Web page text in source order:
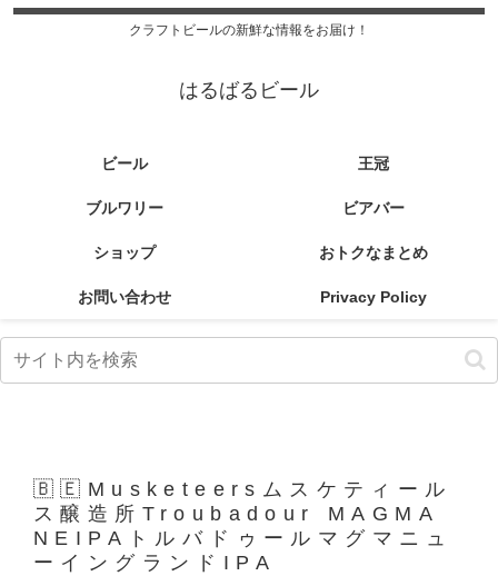
クラフトビールの新鮮な情報をお届け！
はるばるビール
ビール 王冠
ブルワリー ビアバー
ショップ おトクなまとめ
お問い合わせ Privacy Policy
🇧🇪Musketeersムスケティール
ス醸造所Troubadour MAGMA
NEIPAトルバドゥールマグマニュ
ーイングランドIPA